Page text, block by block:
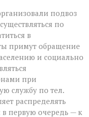
подвоз
по
в
примут обращение
и социально
при
службу по тел.
распределять
в первую очередь — к